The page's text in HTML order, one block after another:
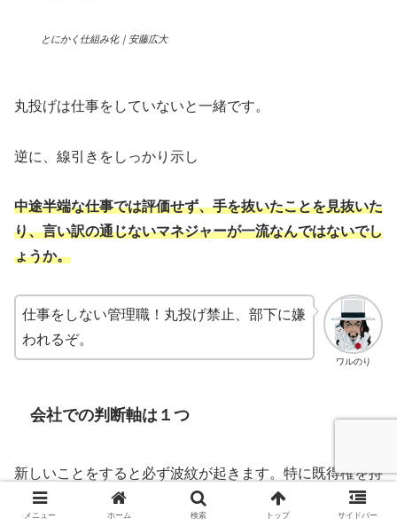
とにかく仕組み化｜安藤広大
丸投げは仕事をしていないと一緒です。
逆に、線引きをしっかり示し
中途半端な仕事では評価せず、手を抜いたことを見抜いた
り、言い訳の通じないマネジャーが一流なんではないでし
ょうか。
ワルのり
仕事をしない管理職！丸投げ禁止、部下に嫌
われるぞ。
会社での判断軸は１つ
新しいことをすると必ず波紋が起きます。特に既得権を持
った、変わらないことを望んでいる人達、反対勢力です。
メニュー ホーム 検索 トップ サイドバー